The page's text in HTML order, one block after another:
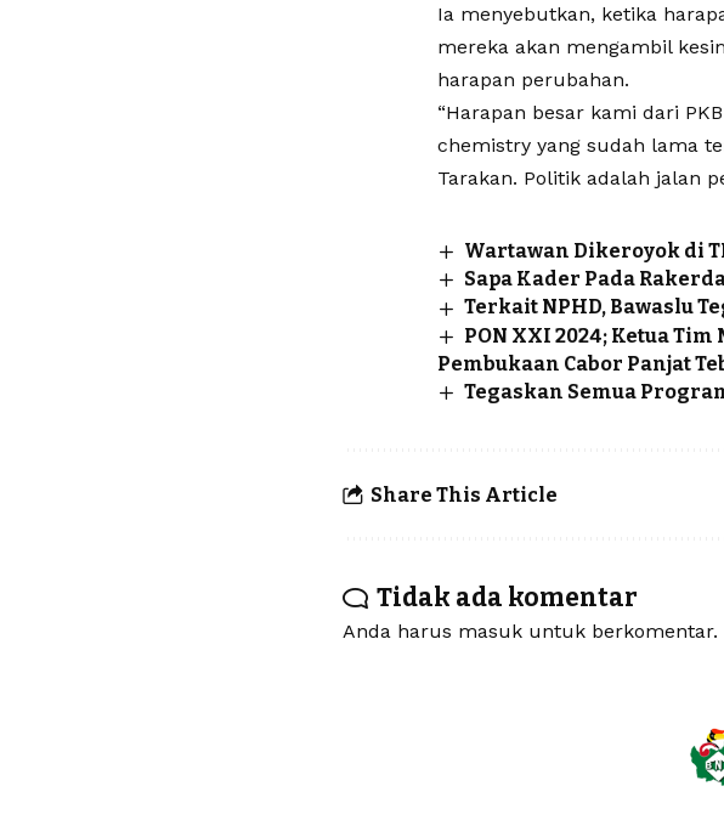
Ia menyebutkan, ketika
mereka akan mengambil
harapan perubahan.
“Harapan besar kami dari
chemistry yang sudah lama
Tarakan. Politik adalah jalan
Wartawan Dikeroyok di
Sapa Kader Pada
Terkait NPHD, Bawaslu
PON XXI 2024; Ketua
Pembukaan Cabor Panjat
Tegaskan Semua
Share This Article
Tidak ada komentar
Anda harus masuk untuk berkomentar.